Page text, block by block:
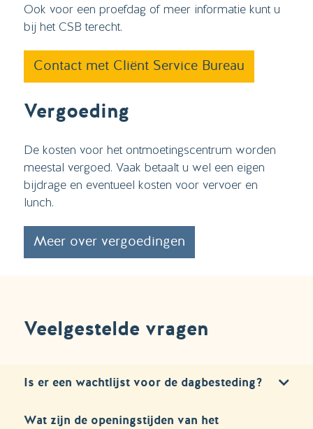
Ook voor een proefdag of meer informatie kunt u
bij het CSB terecht.
Contact met Cliënt Service Bureau
Vergoeding
De kosten voor het ontmoetingscentrum worden
meestal vergoed. Vaak betaalt u wel een eigen
bijdrage en eventueel kosten voor vervoer en
lunch.
Meer over vergoedingen
Veelgestelde vragen
Is er een wachtlijst voor de dagbesteding?
Wat zijn de openingstijden van het